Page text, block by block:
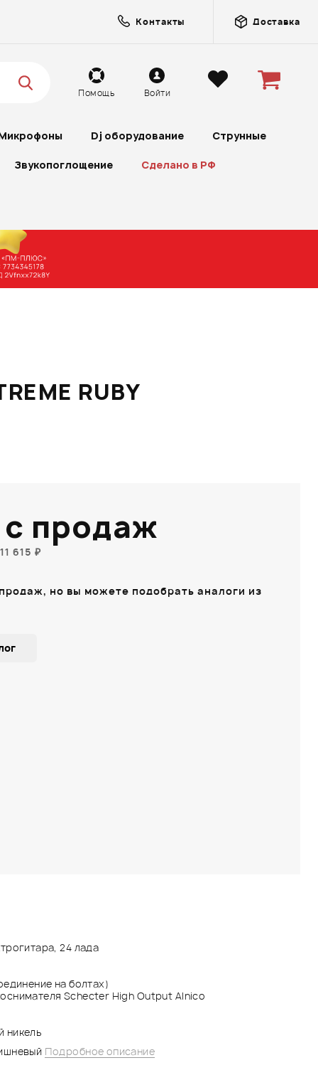
Контакты Доставка
Помощь Войти
Dj оборудование Струнные
Звукопоглощение Сделано в РФ
RUBY
24 лада
на болтах)
Schecter High Output Alnico
никель
Подробное описание
продаж
615 ₽
но вы можете подобрать аналоги из